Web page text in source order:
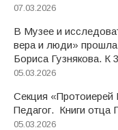
07.03.2026
В Музее и
вера и люди»
Бориса Гузнякова. К
05.03.2026
Секция «Протоиерей
Педагог. Книги отца
05.03.2026